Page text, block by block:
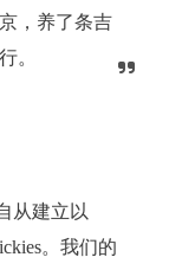
，养了条吉
。
从建立以
。我们的